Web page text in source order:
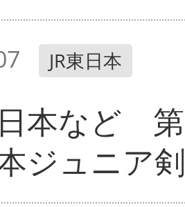
JR東日本
本など
ジュニア